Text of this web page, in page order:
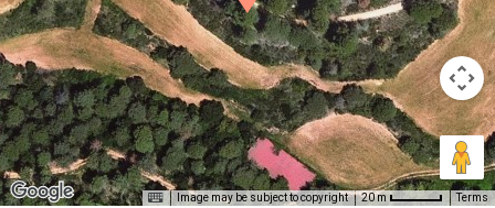
Image may be subject to copyright 20 m Terms